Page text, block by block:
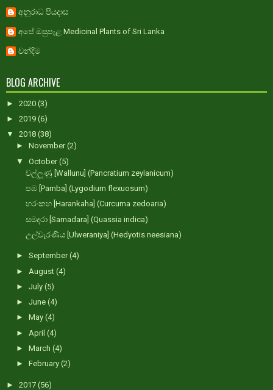
අනුරාධ පියදාස
අපේ ඔසුපැළ Medicinal Plants of Sri Lanka
චන්දිම
BLOG ARCHIVE
► 2020 (3)
► 2019 (6)
▼ 2018 (38)
► November(2)
▼ October(5)
වල්ලූණු [Wallunu] (Pancratium zeylanicum)
පඹ [Pamba] (Lygodium flexuosum)
හරංකහ [Harankaha] (Curcuma zedoaria)
සමදරා [Samadara] (Quassia indica)
උල්වැරණිය [Ulweraniya] (Hedyotis neesiana)
► September(4)
► August (4)
► July (5)
► June (4)
► May (4)
► April (4)
► March (4)
► February (2)
► 2017 (56)